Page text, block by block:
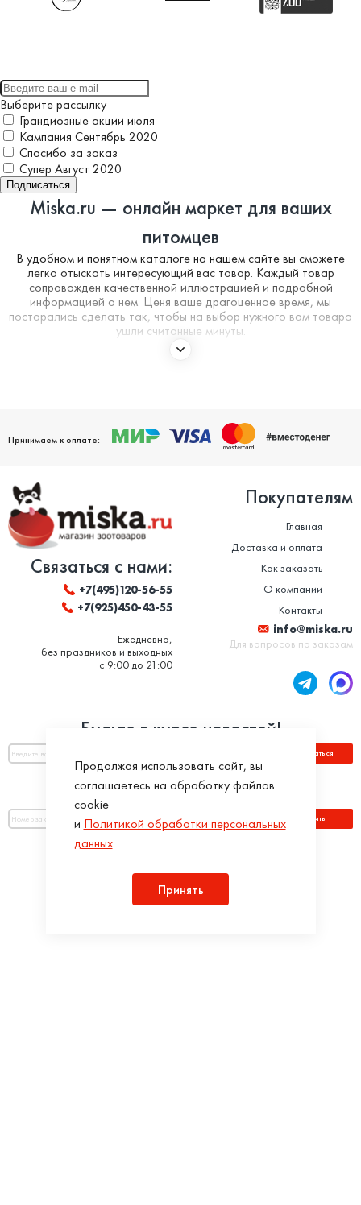
Выберите рассылку
Грандиозные акции июля
Кампания Сентябрь 2020
Спасибо за заказ
Супер Август 2020
Подписаться
Miska.ru — онлайн маркет для ваших
питомцев
В удобном и понятном каталоге на нашем сайте вы сможете
легко отыскать интересующий вас товар. Каждый товар
сопровожден качественной иллюстрацией и подробной
информацией о нем. Ценя ваше драгоценное время, мы
постарались сделать так, чтобы на выбор нужного вам товара
ушли считанные минуты.
и ветеринарные препараты. Вся продукция, представленная в
нашем магазине, сертифицирована и соответствует высоким
стандартам качества.
Принимаем к оплате:
Связаться с нами:
+7(495)120-56-55
+7(925)450-43-55
Ежедневно,
без праздников и выходных
с 9:00 до 21:00
Покупателям
Главная
Доставка и оплата
Как заказать
О компании
Контакты
info@miska.ru
Для вопросов по заказам
Будьте в курсе новостей!
Подписаться
Оплатить по номеру заказа:
Оплатить
Продолжая использовать сайт, вы
соглашаетесь на обработку файлов
cookie
и Политикой обработки персональных
данных
Принять